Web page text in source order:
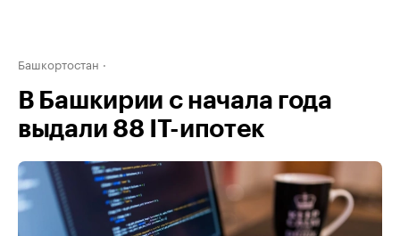
Башкортостан
В Башкирии с начала года
выдали 88 IT-ипотек